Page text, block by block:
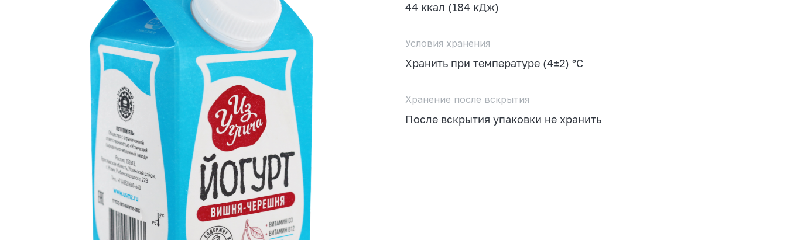
44 ккал (184 кДж)
Условия хранения
Хранить при температуре (4±2) °С
Хранение после вскрытия
После вскрытия упаковки не хранить